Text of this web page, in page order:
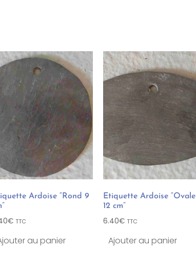
Ardoise “Rond 9
€ TTC
au panier
Etiquette Ardoise “Ovale
12 cm”
6.40€ TTC
Ajouter au panier